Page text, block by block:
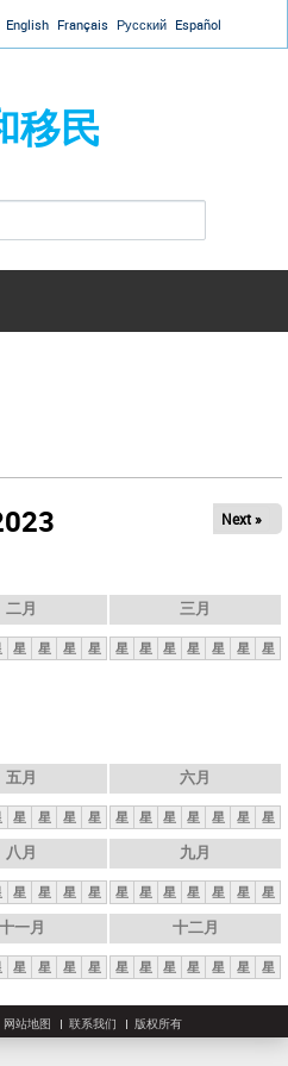
navigation
English Français Русский Español
移民
Next »
二月
星 星 星 星
三月
星 星 星 星 星 星 星
五月
星 星 星 星
六月
星 星 星 星 星 星 星
八月
星 星 星 星
九月
星 星 星 星 星 星 星
十一月
星 星 星 星
十二月
星 星 星 星 星 星 星
网站地图 联系我们 版权所有